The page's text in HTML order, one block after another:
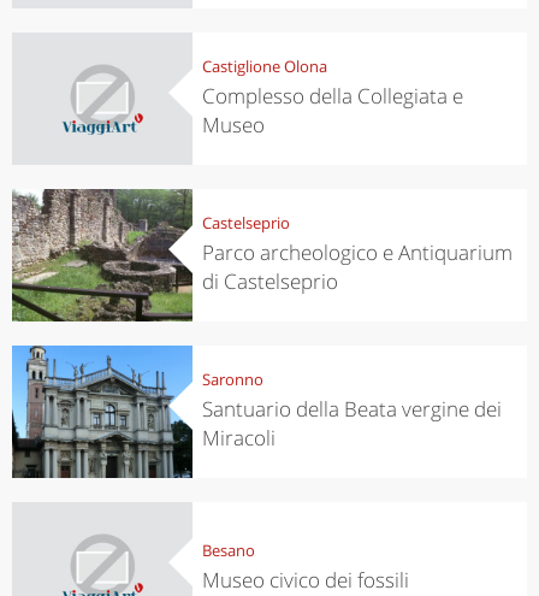
Castiglione Olona
Complesso della Collegiata e
Museo
Castelseprio
Parco archeologico e Antiquarium
di Castelseprio
Saronno
Santuario della Beata vergine dei
Miracoli
Besano
Museo civico dei fossili